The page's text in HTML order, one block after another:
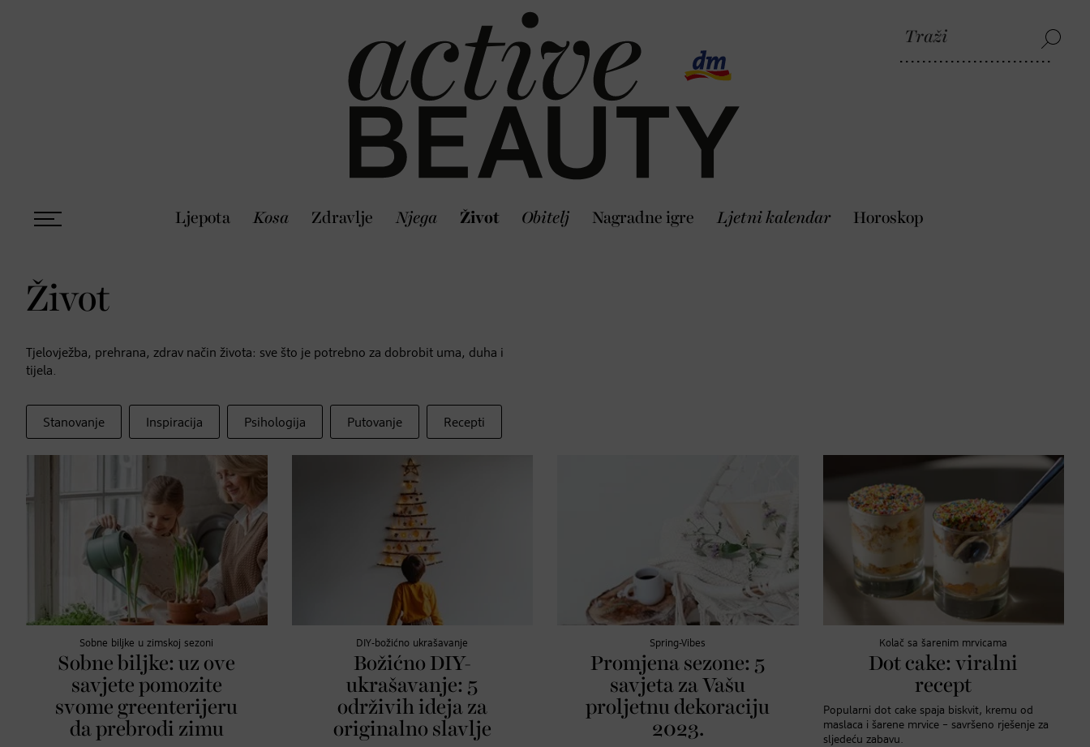
Ljepota Kosa Zdravlje Njega Život Obitelj Nagradne igre Ljetni kalendar Horoskop
Život
Tjelovježba, prehrana, zdrav način života: sve što je potrebno za dobrobit uma, duha i
tijela.
Stanovanje Inspiracija Psihologija Putovanje Recepti
Sobne biljke u zimskoj sezoni
Sobne biljke: uz ove
savjete pomozite
svome greenterijeru
da prebrodi zimu
DIY-božićno ukrašavanje
Božićno DIY-
ukrašavanje: 5
održivih ideja za
originalno slavlje
Spring-Vibes
Promjena sezone: 5
savjeta za Vašu
proljetnu dekoraciju
2023.
Kolač sa šarenim mrvicama
Dot cake: viralni
recept
Popularni dot cake spaja biskvit, kremu od
maslaca i šarene mrvice – savršeno rješenje za
sljedeću zabavu.